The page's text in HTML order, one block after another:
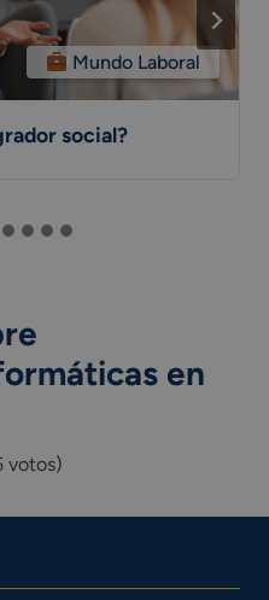
Mundo Laboral
social?
en
votos)